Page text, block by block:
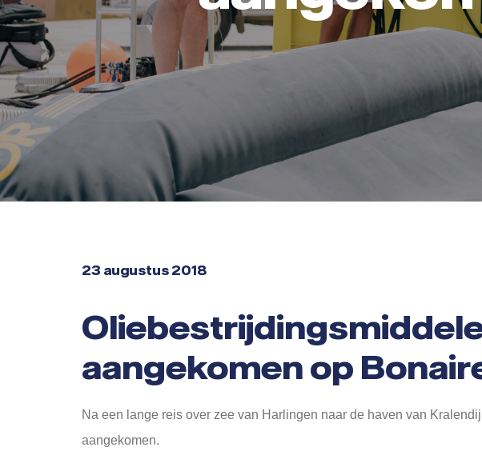
23 augustus 2018
aangekomen op
Na een lange reis over zee van Harlingen naar de haven van
aangekomen.